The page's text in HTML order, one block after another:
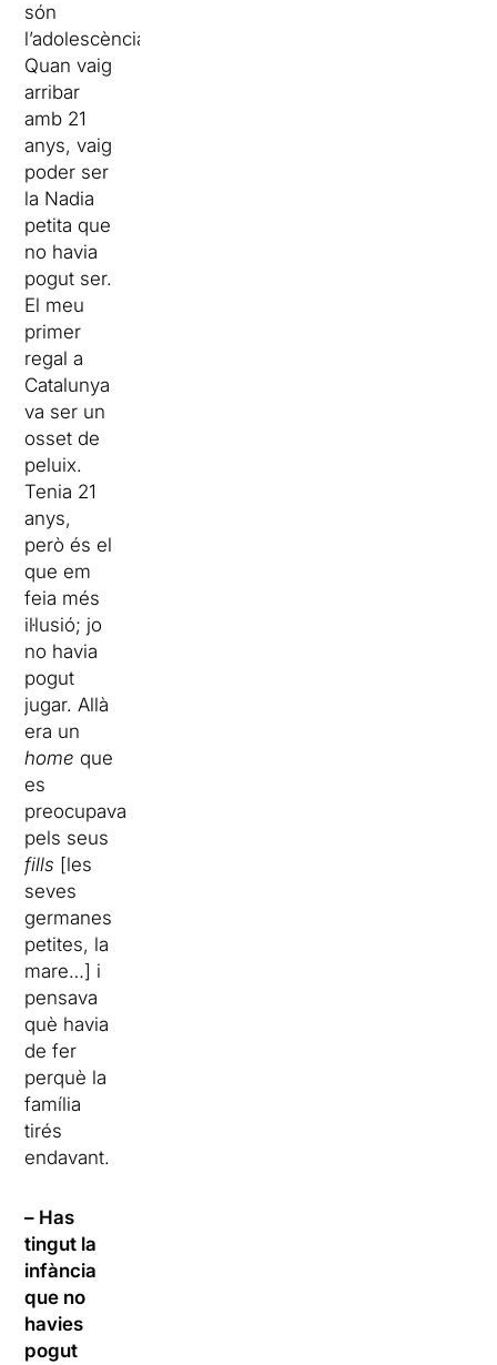
són
l’adolescència!
Quan vaig
arribar
amb 21
anys, vaig
poder ser
la Nadia
petita que
no havia
pogut ser.
El meu
primer
regal a
Catalunya
va ser un
osset de
peluix.
Tenia 21
anys,
però és el
que em
feia més
il·lusió; jo
no havia
pogut
jugar. Allà
era un
home que
es
preocupava
pels seus
fills [les
seves
germanes
petites, la
mare…] i
pensava
què havia
de fer
perquè la
família
tirés
endavant.
– Has
tingut la
infància
que no
havies
pogut